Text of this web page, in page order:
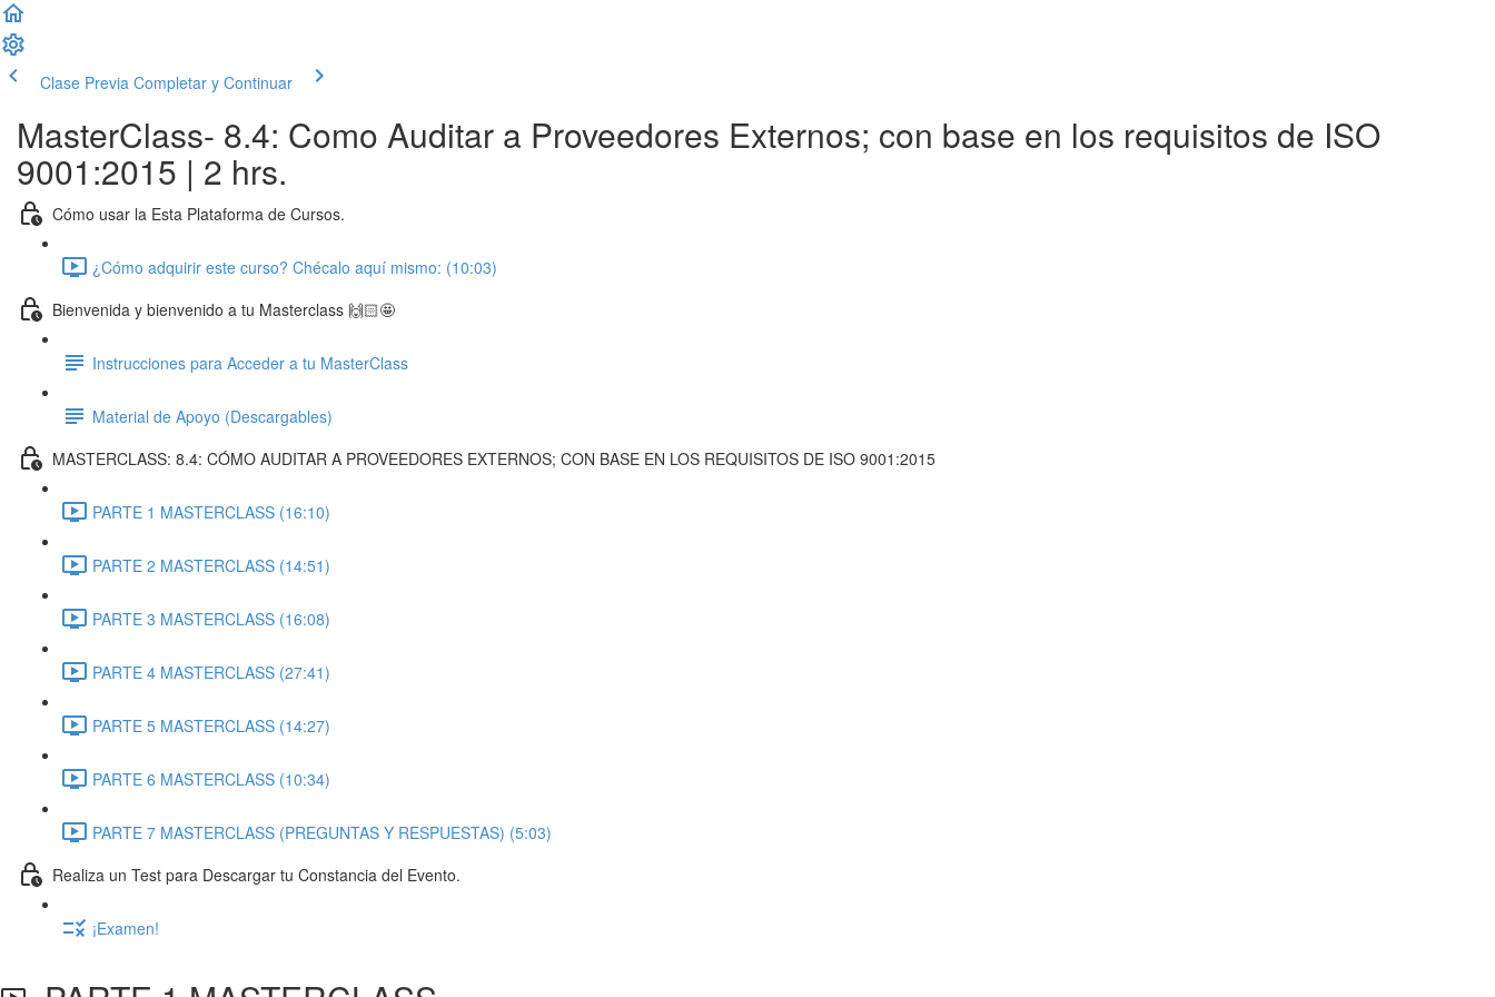
Clase Previa Completar y Continuar
MasterClass- 8.4: Como Auditar a Proveedores Externos; con base en los requisitos de ISO
9001:2015 | 2 hrs.
Cómo usar la Esta Plataforma de Cursos.
¿Cómo adquirir este curso? Chécalo aquí mismo: (10:03)
Bienvenida y bienvenido a tu Masterclass 🙌🏻🤩
Instrucciones para Acceder a tu MasterClass
Material de Apoyo (Descargables)
MASTERCLASS: 8.4: CÓMO AUDITAR A PROVEEDORES EXTERNOS; CON BASE EN LOS REQUISITOS DE ISO 9001:2015
PARTE 1 MASTERCLASS (16:10)
PARTE 2 MASTERCLASS (14:51)
PARTE 3 MASTERCLASS (16:08)
PARTE 4 MASTERCLASS (27:41)
PARTE 5 MASTERCLASS (14:27)
PARTE 6 MASTERCLASS (10:34)
PARTE 7 MASTERCLASS (PREGUNTAS Y RESPUESTAS) (5:03)
Realiza un Test para Descargar tu Constancia del Evento.
¡Examen!